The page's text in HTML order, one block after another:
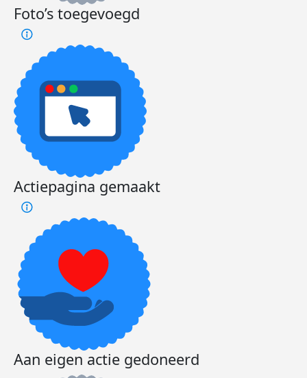
Foto’s toegevoegd
Actiepagina gemaakt
Aan eigen actie gedoneerd